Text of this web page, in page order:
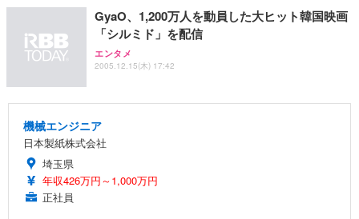
GyaO、1,200万人を動員した大ヒット韓国映画
「シルミド」を配信
エンタメ
2005.12.15(木) 17:42
機械エンジニア
日本製紙株式会社
埼玉県
年収426万円～1,000万円
正社員